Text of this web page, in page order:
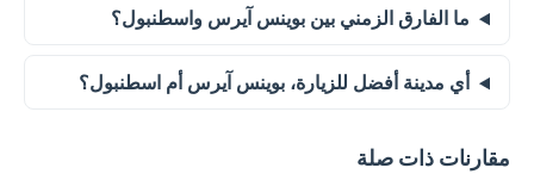
ما الفارق الزمني بين بوينس آيرس واسطنبول؟
أي مدينة أفضل للزيارة، بوينس آيرس أم اسطنبول؟
مقارنات ذات صلة